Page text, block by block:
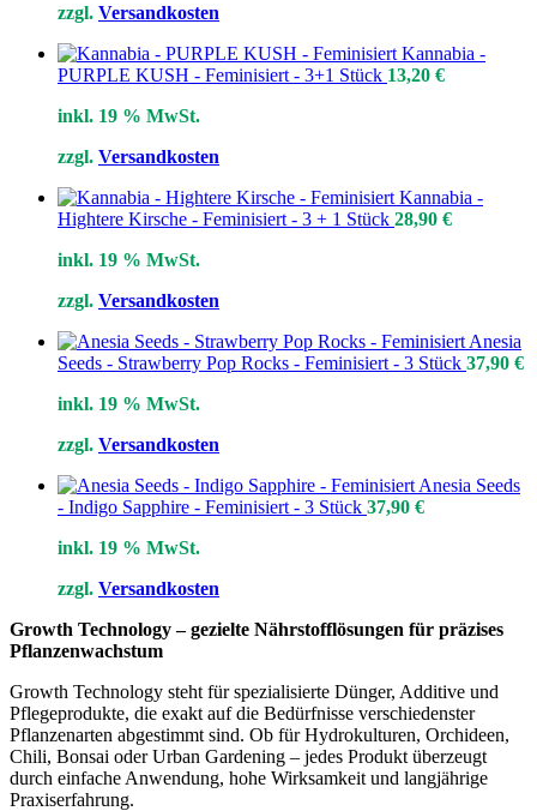
zzgl. Versandkosten
Kannabia -
PURPLE KUSH - Feminisiert - 3+1 Stück 13,20 €
inkl. 19 % MwSt.
zzgl. Versandkosten
Kannabia -
Hightere Kirsche - Feminisiert - 3 + 1 Stück 28,90 €
inkl. 19 % MwSt.
zzgl. Versandkosten
Anesia
Seeds - Strawberry Pop Rocks - Feminisiert - 3 Stück 37,90 €
inkl. 19 % MwSt.
zzgl. Versandkosten
Anesia Seeds
- Indigo Sapphire - Feminisiert - 3 Stück 37,90 €
inkl. 19 % MwSt.
zzgl. Versandkosten
Growth Technology – gezielte Nährstofflösungen für präzises
Pflanzenwachstum
Growth Technology steht für spezialisierte Dünger, Additive und
Pflegeprodukte, die exakt auf die Bedürfnisse verschiedenster
Pflanzenarten abgestimmt sind. Ob für Hydrokulturen, Orchideen,
Chili, Bonsai oder Urban Gardening – jedes Produkt überzeugt
durch einfache Anwendung, hohe Wirksamkeit und langjährige
Praxiserfahrung.